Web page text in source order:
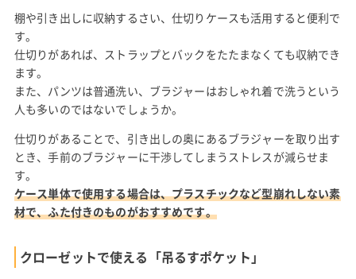
棚や引き出しに収納するさい、仕切りケースも活用すると便利で
す。
仕切りがあれば、ストラップとバックをたたまなくても収納でき
ます。
また、パンツは普通洗い、ブラジャーはおしゃれ着で洗うという
人も多いのではないでしょうか。
仕切りがあることで、引き出しの奥にあるブラジャーを取り出す
とき、手前のブラジャーに干渉してしまうストレスが減らせま
す。
ケース単体で使用する場合は、プラスチックなど型崩れしない素
材で、ふた付きのものがおすすめです。
クローゼットで使える「吊るすポケット」